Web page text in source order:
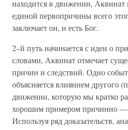
находится в движении,
единой первопричины всего
заключает он, и есть Бог.
2–й путь начинается с идеи о
словами, Аквинат отмечает
причин и следствий. Одно
объясняется влиянием другого
движении, которую мы кратко
хорошим примером причинно —
Используя ряд доказательств,